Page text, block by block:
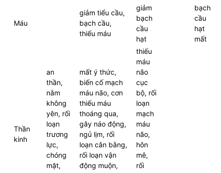
Máu
giảm tiểu cầu,
bạch cầu,
thiếu máu
giảm
bạch
cầu
hạt
bạch
cầu
hạt
mất
Thần
kinh
an
thần,
nằm
không
yên, rối
loạn
trương
lực,
chóng
mặt,
mất ý thức,
biến cố mạch
máu não, cơn
thiếu máu
thoáng qua,
gây náo động,
ngủ lịm, rối
loạn cân bằng,
rối loạn vận
động muộn,
thiếu
máu
não
cục
bộ, rối
loạn
mạch
máu
não,
hôn
mê,
rối